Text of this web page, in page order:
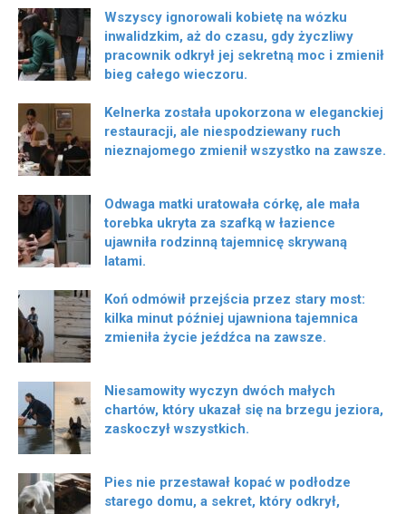
Wszyscy ignorowali kobietę na wózku
inwalidzkim, aż do czasu, gdy życzliwy
pracownik odkrył jej sekretną moc i zmienił
bieg całego wieczoru.
Kelnerka została upokorzona w eleganckiej
restauracji, ale niespodziewany ruch
nieznajomego zmienił wszystko na zawsze.
Odwaga matki uratowała córkę, ale mała
torebka ukryta za szafką w łazience
ujawniła rodzinną tajemnicę skrywaną
latami.
Koń odmówił przejścia przez stary most:
kilka minut później ujawniona tajemnica
zmieniła życie jeźdźca na zawsze.
Niesamowity wyczyn dwóch małych
chartów, który ukazał się na brzegu jeziora,
zaskoczył wszystkich.
Pies nie przestawał kopać w podłodze
starego domu, a sekret, który odkrył,